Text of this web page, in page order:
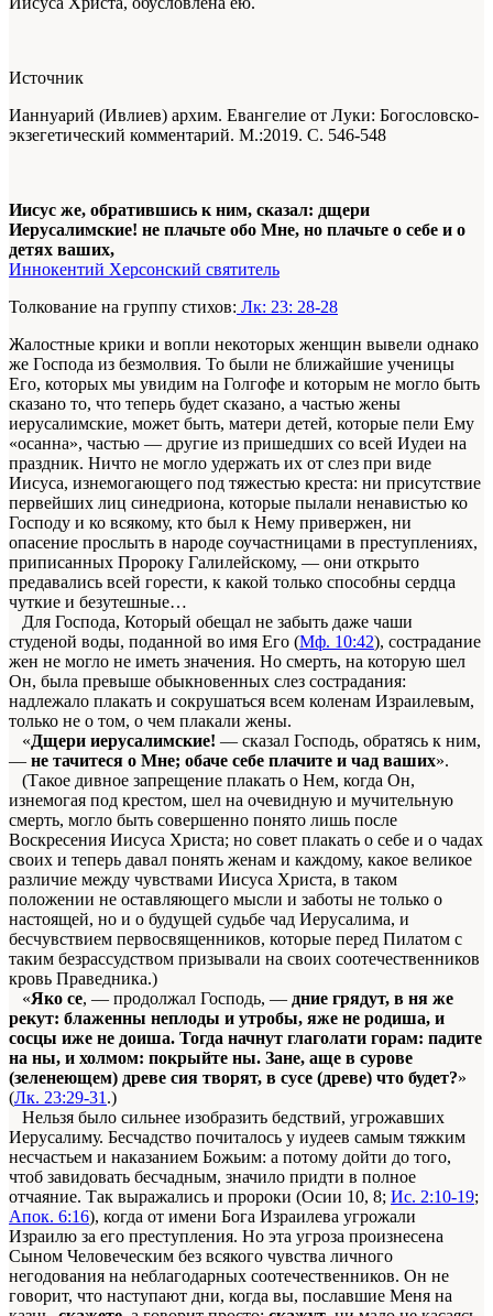
Источник
Ианнуарий (Ивлиев) архим. Евангелие от Луки: Богословско-
экзегетический комментарий. М.:2019. С. 546-548
Иисус же, обратившись к ним, сказал: дщери
Иерусалимские! не плачьте обо Мне, но плачьте о себе и о
детях ваших,
Иннокентий Херсонский святитель
Толкование на группу стихов: Лк: 23: 28-28
Жалостные крики и вопли некоторых женщин вывели однако
же Господа из безмолвия. То были не ближайшие ученицы
Его, которых мы увидим на Голгофе и которым не могло быть
сказано то, что теперь будет сказано, а частью жены
иерусалимские, может быть, матери детей, которые пели Ему
«осанна», частью — другие из пришедших со всей Иудеи на
праздник. Ничто не могло удержать их от слез при виде
Иисуса, изнемогающего под тяжестью креста: ни присутствие
первейших лиц синедриона, которые пылали ненавистью ко
Господу и ко всякому, кто был к Нему привержен, ни
опасение прослыть в народе соучастницами в преступлениях,
приписанных Пророку Галилейскому, — они открыто
предавались всей горести, к какой только способны сердца
чуткие и безутешные…
Для Господа, Который обещал не забыть даже чаши
студеной воды, поданной во имя Его (Мф. 10:42), сострадание
жен не могло не иметь значения. Но смерть, на которую шел
Он, была превыше обыкновенных слез сострадания:
надлежало плакать и сокрушаться всем коленам Израилевым,
только не о том, о чем плакали жены.
«Дщери иерусалимские! — сказал Господь, обратясь к ним,
— не тачитеся о Мне; обаче себе плачите и чад ваших».
(Такое дивное запрещение плакать о Нем, когда Он,
изнемогая под крестом, шел на очевидную и мучительную
смерть, могло быть совершенно понято лишь после
Воскресения Иисуса Христа; но совет плакать о себе и о чадах
своих и теперь давал понять женам и каждому, какое великое
различие между чувствами Иисуса Христа, в таком
положении не оставляющего мысли и заботы не только о
настоящей, но и о будущей судьбе чад Иерусалима, и
бесчувствием первосвященников, которые перед Пилатом с
таким безрассудством призывали на своих соотечественников
кровь Праведника.)
«Яко се, — продолжал Господь, — дние грядут, в ня же
рекут: блаженны неплоды и утробы, яже не родиша, и
сосцы иже не доиша. Тогда начнут глаголати горам: падите
на ны, и холмом: покрыйте ны. Зане, аще в сурове
(зеленеющем) древе сия творят, в сусе (древе) что будет?»
(Лк. 23:29-31 .)
Нельзя было сильнее изобразить бедствий, угрожавших
Иерусалиму. Бесчадство почиталось у иудеев самым тяжким
несчастьем и наказанием Божьим: а потому дойти до того,
чтоб завидовать бесчадным, значило придти в полное
отчаяние. Так выражались и пророки (Осии 10, 8; Ис. 2:10-19;
Апок. 6:16), когда от имени Бога Израилева угрожали
Израилю за его преступления. Но эта угроза произнесена
Сыном Человеческим без всякого чувства личного
негодования на неблагодарных соотечественников. Он не
говорит, что наступают дни, когда вы, пославшие Меня на